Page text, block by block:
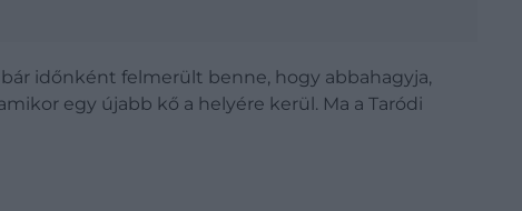
időnként felmerült benne, hogy abbahagyja,
egy újabb kő a helyére kerül. Ma a Taródi